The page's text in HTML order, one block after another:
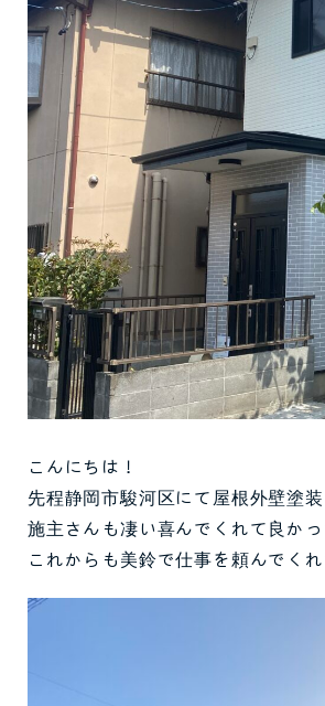
こんにちは！
先程静岡市駿河区にて屋根外壁塗
施主さんも凄い喜んでくれて良かっ
これからも美鈴で仕事を頼んでく